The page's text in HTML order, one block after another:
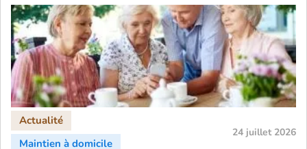
Recherche par ville
24 juillet 2026